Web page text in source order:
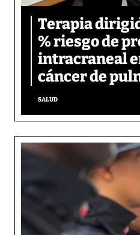
Terapia
% riesgo de
intracraneal
cáncer de
SALUD